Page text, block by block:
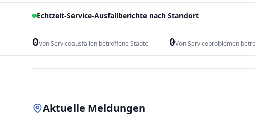
Echtzeit-Service-Ausfallberichte nach Standort
0Von Serviceausfällen betroffene Städte 0Von Serviceproblemen
Aktuelle Meldungen